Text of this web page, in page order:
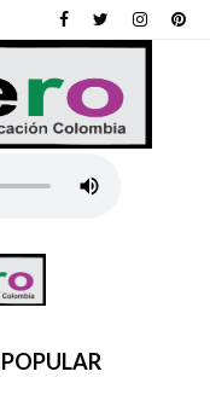
POPULAR